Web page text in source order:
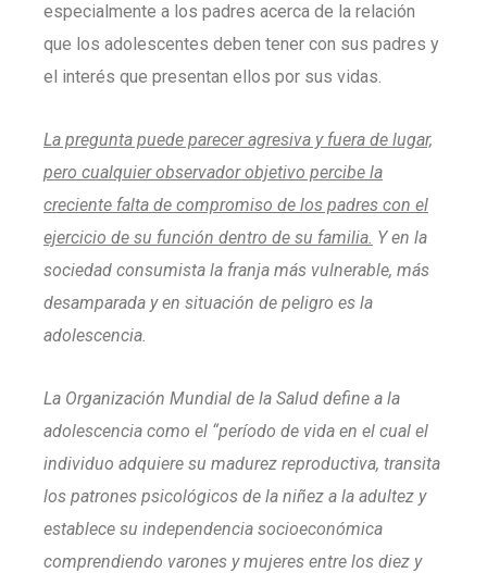
especialmente a los padres acerca de la relación
que los adolescentes deben tener con sus padres y
el interés que presentan ellos por sus vidas.
La pregunta puede parecer agresiva y fuera de lugar,
pero cualquier observador objetivo percibe la
creciente falta de compromiso de los padres con el
ejercicio de su función dentro de su familia. Y en la
sociedad consumista la franja más vulnerable, más
desamparada y en situación de peligro es la
adolescencia.
La Organización Mundial de la Salud define a la
adolescencia como el “período de vida en el cual el
individuo adquiere su madurez reproductiva, transita
los patrones psicológicos de la niñez a la adultez y
establece su independencia socioeconómica
comprendiendo varones y mujeres entre los diez y